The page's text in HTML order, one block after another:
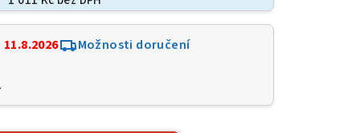
11.8.2026 Možnosti doručení